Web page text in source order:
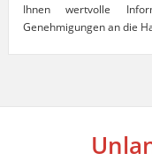
Ihnen wertvolle
Genehmigungen an die